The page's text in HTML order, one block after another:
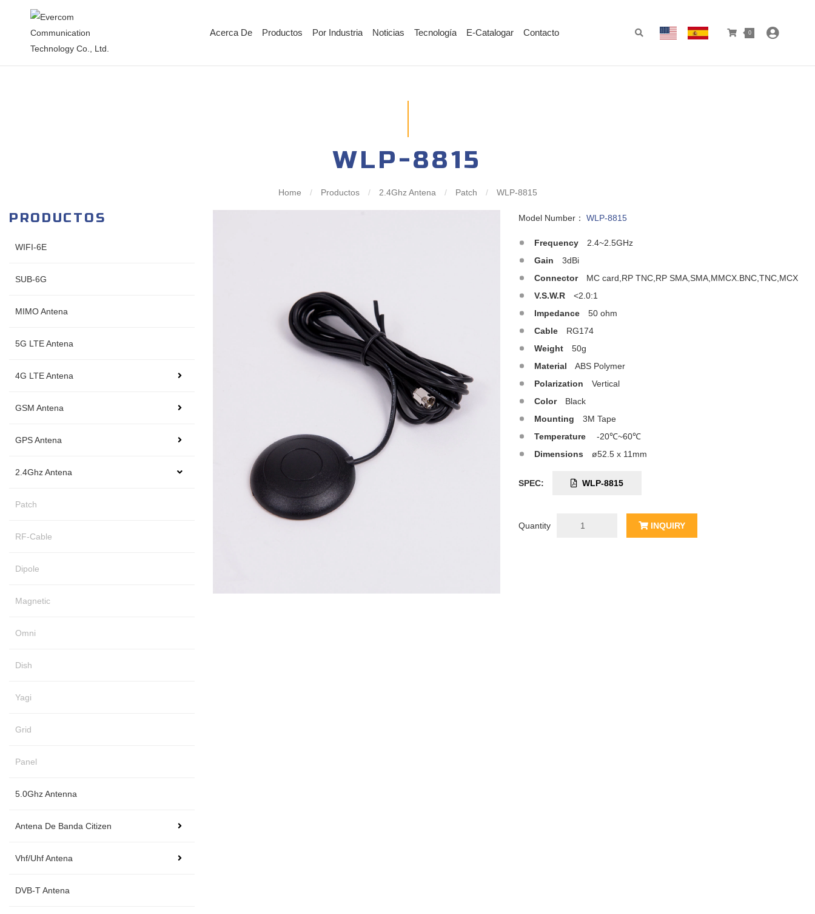
Acerca De Productos Por Industria Noticias Tecnología E-Catalogar Contacto 0
WLP-8815
Home / Productos / 2.4Ghz Antena / Patch / WLP-8815
PRODUCTOS
WIFI-6E
SUB-6G
MIMO Antena
5G LTE Antena
4G LTE Antena
GSM Antena
GPS Antena
2.4Ghz Antena
Patch
RF-Cable
Dipole
Magnetic
Omni
Dish
Yagi
Grid
Panel
5.0Ghz Antenna
Antena De Banda Citizen
Vhf/Uhf Antena
DVB-T Antena
Model Number： WLP-8815
Frequency
2.4~2.5GHz
Gain
3dBi
Connector
MC card,RP TNC,RP SMA,SMA,MMCX.BNC,TNC,MCX
V.S.W.R
<2.0:1
Impedance
50 ohm
Cable
RG174
Weight
50g
Material
ABS Polymer
Polarization
Vertical
Color
Black
Mounting
3M Tape
Temperature
-20℃~60℃
Dimensions
ø52.5 x 11mm
SPEC: WLP-8815
Quantity INQUIRY